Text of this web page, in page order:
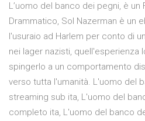
L’uomo del banco dei pegni, è un
Drammatico, Sol Nazerman è un
l'usuraio ad Harlem per conto di
nei lager nazisti, quell'esperienza
spingerlo a un comportamento
verso tutta l'umanità. L'uomo del
streaming sub ita, L'uomo del
completo ita, L'uomo del banco